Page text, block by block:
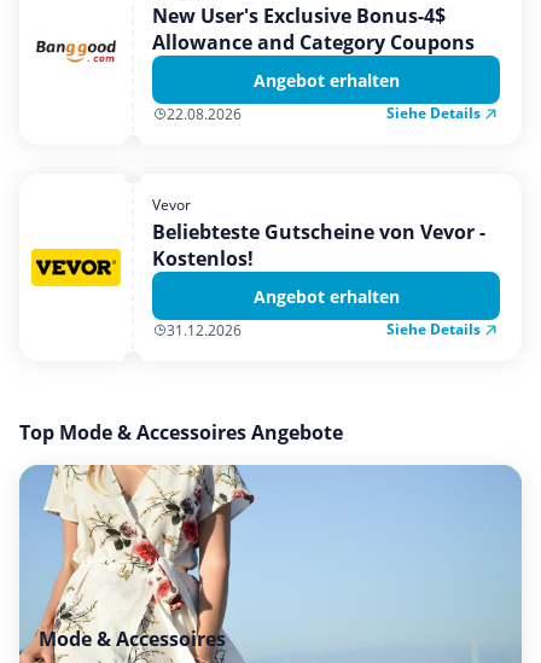
New User's Exclusive Bonus-4$
Allowance and Category Coupons
Angebot erhalten
22.08.2026 Siehe Details
Vevor
Beliebteste Gutscheine von Vevor -
Kostenlos!
Angebot erhalten
31.12.2026 Siehe Details
Top Mode & Accessoires Angebote
Mode & Accessoires